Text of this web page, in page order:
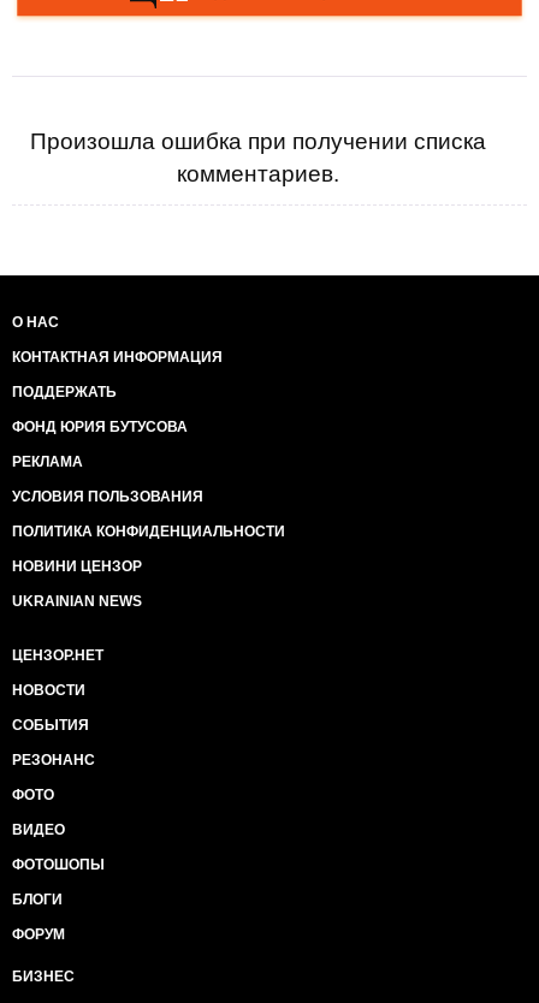
Произошла ошибка при получении списка
комментариев.
О НАС
КОНТАКТНАЯ ИНФОРМАЦИЯ
ПОДДЕРЖАТЬ
ФОНД ЮРИЯ БУТУСОВА
РЕКЛАМА
УСЛОВИЯ ПОЛЬЗОВАНИЯ
ПОЛИТИКА КОНФИДЕНЦИАЛЬНОСТИ
НОВИНИ ЦЕНЗОР
UKRAINIAN NEWS
ЦЕНЗОР.НЕТ
НОВОСТИ
СОБЫТИЯ
РЕЗОНАНС
ФОТО
ВИДЕО
ФОТОШОПЫ
БЛОГИ
ФОРУМ
БИЗНЕС